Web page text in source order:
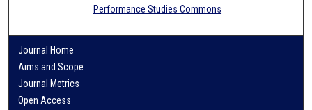
Performance Studies Commons
Journal Home
Aims and Scope
Journal Metrics
Open Access